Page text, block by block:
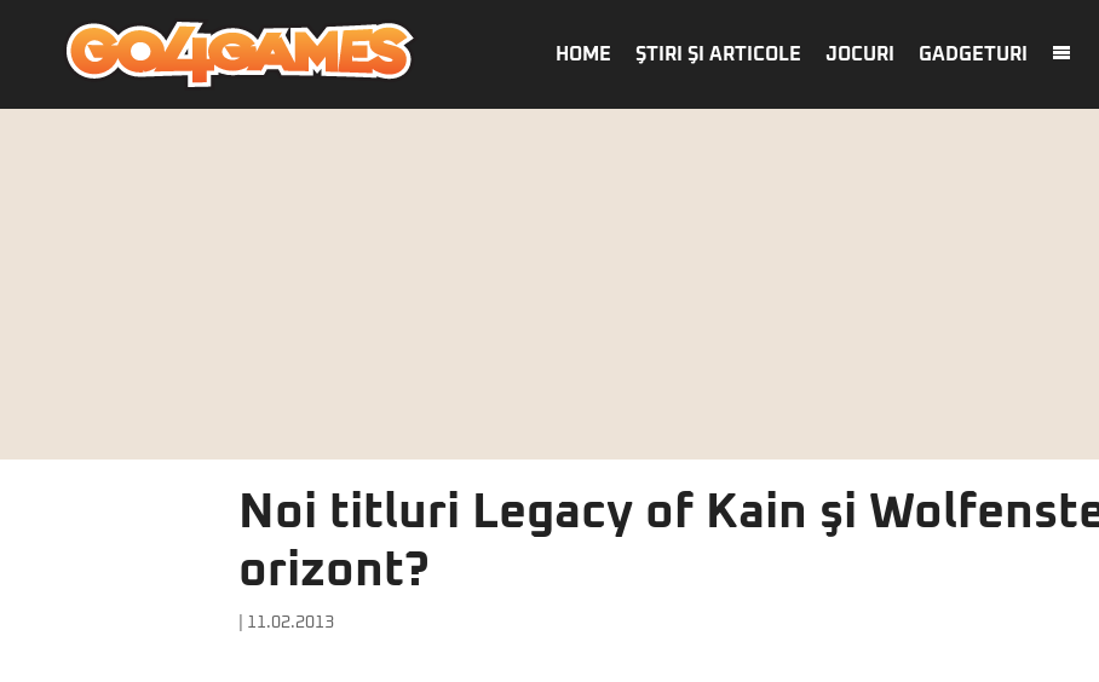
HOME ŞTIRI ŞI ARTICOLE JOCURI GADGETURI
Noi titluri Legacy of Kain şi
orizont?
| 11.02.2013